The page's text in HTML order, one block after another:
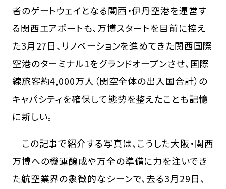
者のゲートウェイとなる関西・伊丹空港を運営す
る関西エアポートも、万博スタートを目前に控え
た3月27日、リノベーションを進めてきた関西国際
空港のターミナル1をグランドオープンさせ、国際
線旅客約4,000万人（関空全体の出入国合計）の
キャパシティを確保して態勢を整えたことも記憶
に新しい。
この記事で紹介する写真は、こうした大阪・関西
万博への機運醸成や万全の準備に力を注いでき
た航空業界の象徴的なシーンで、去る3月29日、